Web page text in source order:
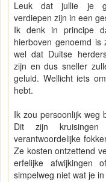
Leuk dat jullie je
verdiepen zijn in een
Ik denk in principe
hierboven genoemd is
wel dat Duitse
zijn en dus sneller
geluid. Wellicht iets
hebt.
Ik zou persoonlijk weg
Dit zijn
verantwoordelijke
Ze kosten ontzettend
erfelijke afwijkingen
simpelweg niet wat je